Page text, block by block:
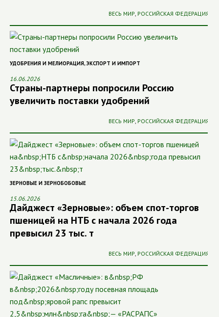
ВЕСЬ МИР, РОССИЙСКАЯ ФЕДЕРАЦИЯ
УДОБРЕНИЯ И МЕЛИОРАЦИЯ, ЭКСПОРТ И ИМПОРТ
16.06.2026
Страны-партнеры попросили Россию
увеличить поставки удобрений
ВЕСЬ МИР, РОССИЙСКАЯ ФЕДЕРАЦИЯ
ЗЕРНОВЫЕ И ЗЕРНОБОБОВЫЕ
15.06.2026
Дайджест «Зерновые»: объем спот-торгов
пшеницей на НТБ с начала 2026 года
превысил 23 тыс. т
ВЕСЬ МИР, РОССИЙСКАЯ ФЕДЕРАЦИЯ